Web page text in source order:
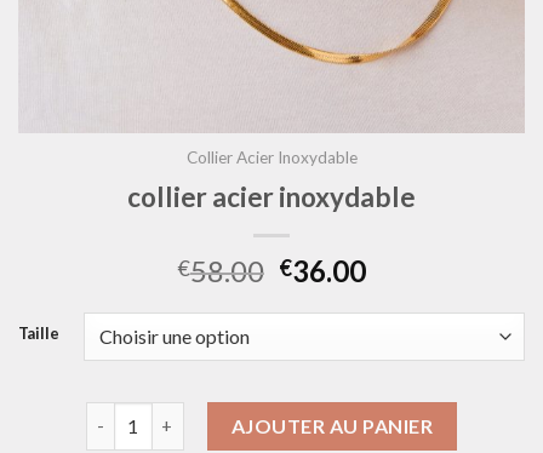
Collier Acier Inoxydable
collier acier inoxydable
€58.00 €36.00
Taille
AJOUTER AU PANIER